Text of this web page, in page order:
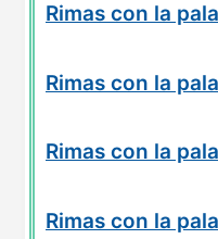
Rimas con la
Rimas con la
Rimas con la
Rimas con la